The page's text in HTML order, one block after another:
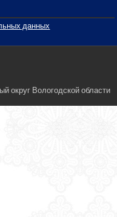
данных
округ Вологодской области